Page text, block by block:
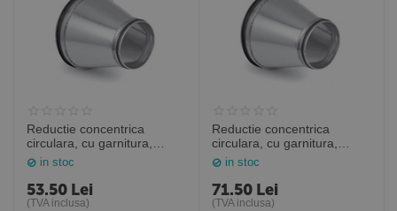
Reductie concentrica
circulara, cu garnitura,
Ø200 - Ø160
in stoc
53.50 Lei
(TVA inclusa)
Reductie concentrica
circulara, cu garnitura,
Ø250 - Ø200
in stoc
71.50 Lei
(TVA inclusa)